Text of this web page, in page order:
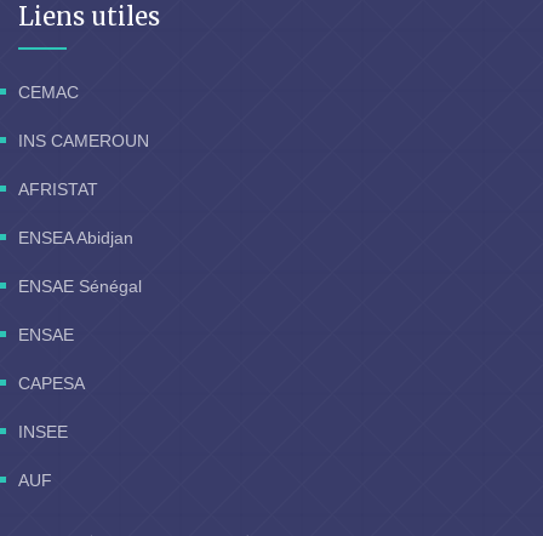
Liens utiles
CEMAC
INS CAMEROUN
AFRISTAT
ENSEA Abidjan
ENSAE Sénégal
ENSAE
CAPESA
INSEE
AUF